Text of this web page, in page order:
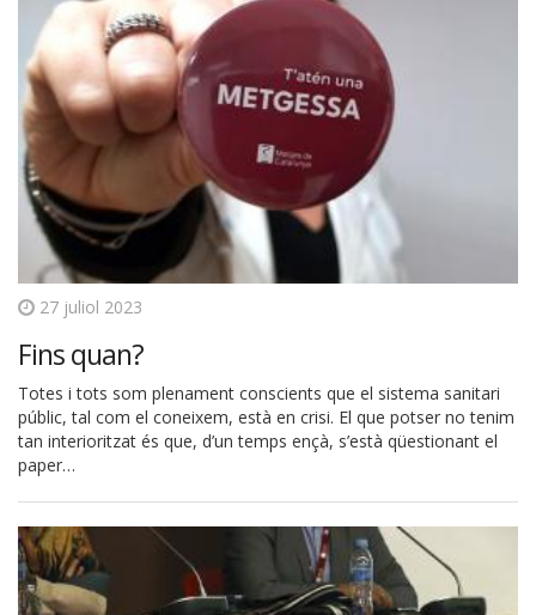
27 juliol 2023
Fins quan?
Totes i tots som plenament conscients que el sistema sanitari
públic, tal com el coneixem, està en crisi. El que potser no tenim
tan interioritzat és que, d’un temps ençà, s’està qüestionant el
paper…